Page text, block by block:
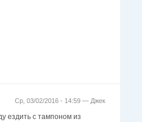
Ср, 03/02/2016 - 14:59 — Джек
ездить с тампоном из